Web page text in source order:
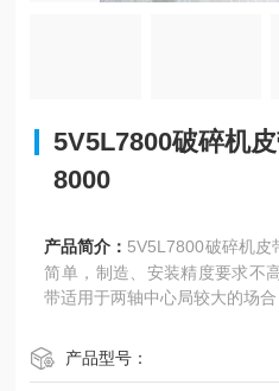
5V5L7800破碎机
8000
产品简介： 5V5L7800破碎机皮
简单，制造、安装精度要求不
带适用于两轴中心局较大的场合
产品型号：